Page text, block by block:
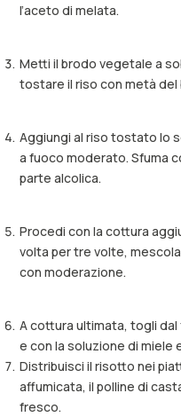
l’aceto di melata.
Metti il brodo vegetale a
tostare il riso con metà del
Aggiungi al riso tostato lo
a fuoco moderato. Sfuma
parte alcolica.
Procedi con la cottura
volta per tre volte,
con moderazione.
A cottura ultimata, togli
e con la soluzione di miele
Distribuisci il risotto nei
affumicata, il polline di
fresco.